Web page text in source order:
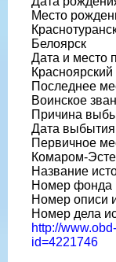
Место
Белоярск
Дата и место
Последнее
Воинское
Причина
Дата
Первичное
Комаром-
Название
Номер фонда
Номер описи
Номер дела
http://
id=4221746